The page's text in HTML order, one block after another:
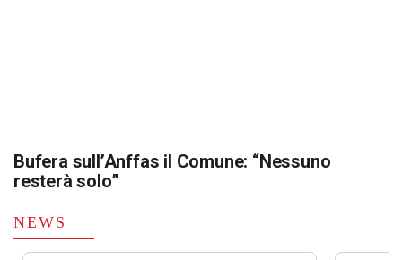
Bufera sull’Anffas il Comune: “Nessuno
resterà solo”
NEWS